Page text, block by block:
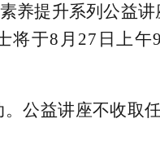
养提升系列公益讲
将于8月27日上午
公益讲座不收取